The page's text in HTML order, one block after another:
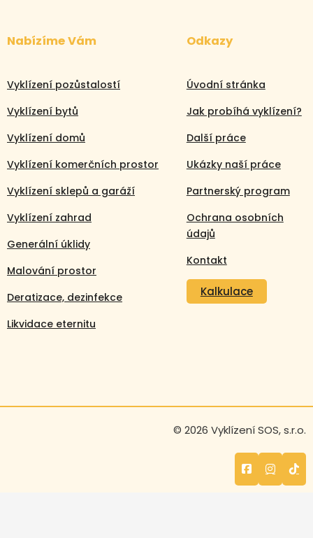
Nabízíme Vám
Vyklízení pozůstalostí
Vyklízení bytů
Vyklízení domů
Vyklízení komerčních prostor
Vyklízení sklepů a garáží
Vyklízení zahrad
Generální úklidy
Malování prostor
Deratizace, dezinfekce
Likvidace eternitu
Odkazy
Úvodní stránka
Jak probíhá vyklízení?
Další práce
Ukázky naší práce
Partnerský program
Ochrana osobních
údajů
Kontakt
Kalkulace
© 2026 Vyklízení SOS, s.r.o.